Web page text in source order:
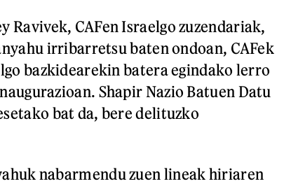
Ravivek, CAFen Israelgo zuzendariak,
irribarretsu baten ondoan, CAFek
bazkidearekin batera egindako lerro
Shapir Nazio Batuen Datu
bat da, bere delituzko
nabarmendu zuen lineak hiriaren